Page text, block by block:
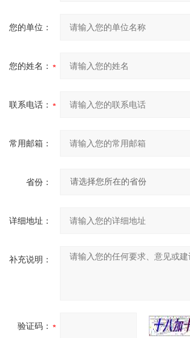
您的单位：
您的姓名：
联系电话：
常用邮箱：
省份：
详细地址：
补充说明：
验证码：